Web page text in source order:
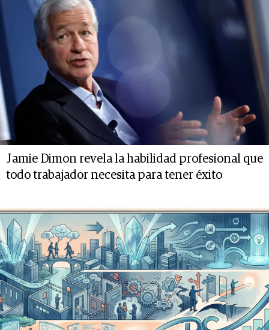
Jamie Dimon revela la habilidad profesional que
todo trabajador necesita para tener éxito